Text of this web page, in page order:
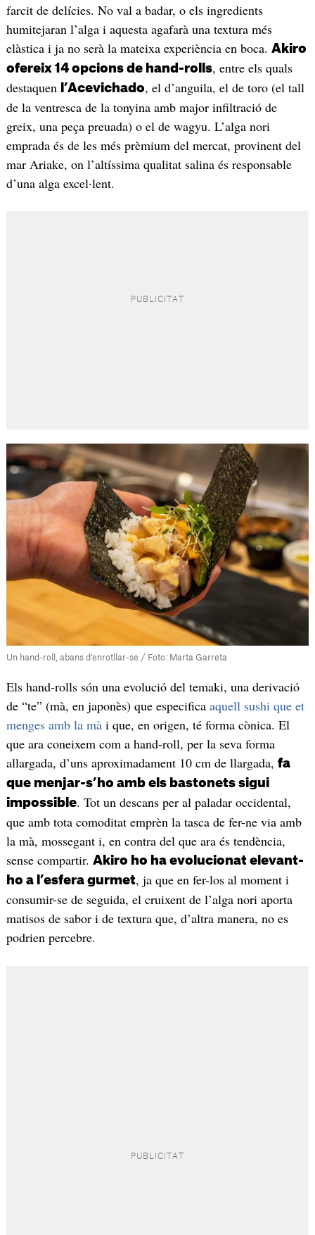
farcit de delícies. No val a badar, o els ingredients
humitejaran l’alga i aquesta agafarà una textura més
elàstica i ja no serà la mateixa experiència en boca. Akiro
ofereix 14 opcions de hand-rolls, entre els quals
destaquen l’Acevichado, el d’anguila, el de toro (el tall
de la ventresca de la tonyina amb major infiltració de
greix, una peça preuada) o el de wagyu. L’alga nori
emprada és de les més prèmium del mercat, provinent del
mar Ariake, on l’altíssima qualitat salina és responsable
d’una alga excel·lent.
Un hand-roll, abans d’enrotllar-se / Foto: Marta Garreta
Els hand-rolls són una evolució del temaki, una derivació
de “te” (mà, en japonès) que especifica aquell sushi que et
menges amb la mài que, en origen, té forma cònica. El
que ara coneixem com a hand-roll, per la seva forma
allargada, d’uns aproximadament 10 cm de llargada, fa
que menjar-s’ho amb els bastonets sigui
impossible. Tot un descans per al paladar occidental,
que amb tota comoditat emprèn la tasca de fer-ne via amb
la mà, mossegant i, en contra del que ara és tendència,
sense compartir. Akiro ho ha evolucionat elevant-
ho a l’esfera gurmet, ja que en fer-los al moment i
consumir-se de seguida, el cruixent de l’alga nori aporta
matisos de sabor i de textura que, d’altra manera, no es
podrien percebre.